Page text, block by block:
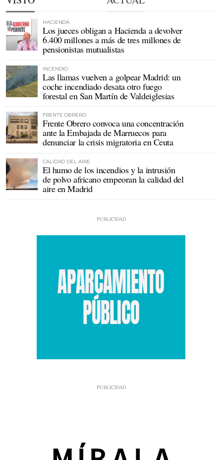
HACIENDA
Los jueces obligan a Hacienda a devolver
6.400 millones a más de tres millones de
pensionistas mutualistas
INCENDIO
Las llamas vuelven a golpear Madrid: un
coche incendiado desata otro fuego
forestal en San Martín de Valdeiglesias
FRENTE OBRERO
Frente Obrero convoca una concentración
ante la Embajada de Marruecos para
denunciar la crisis migratoria en Ceuta
CALIDAD DEL AIRE
El humo de los incendios y la intrusión
de polvo africano empeoran la calidad del
aire en Madrid